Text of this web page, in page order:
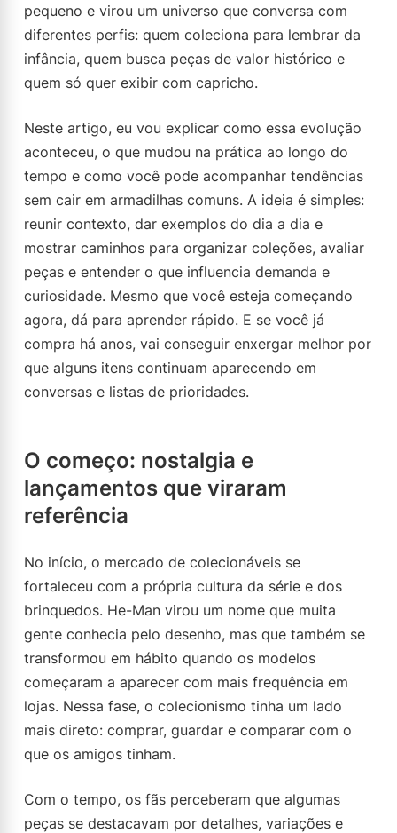
pequeno e virou um universo que conversa com
diferentes perfis: quem coleciona para lembrar da
infância, quem busca peças de valor histórico e
quem só quer exibir com capricho.
Neste artigo, eu vou explicar como essa evolução
aconteceu, o que mudou na prática ao longo do
tempo e como você pode acompanhar tendências
sem cair em armadilhas comuns. A ideia é simples:
reunir contexto, dar exemplos do dia a dia e
mostrar caminhos para organizar coleções, avaliar
peças e entender o que influencia demanda e
curiosidade. Mesmo que você esteja começando
agora, dá para aprender rápido. E se você já
compra há anos, vai conseguir enxergar melhor por
que alguns itens continuam aparecendo em
conversas e listas de prioridades.
O começo: nostalgia e
lançamentos que viraram
referência
No início, o mercado de colecionáveis se
fortaleceu com a própria cultura da série e dos
brinquedos. He-Man virou um nome que muita
gente conhecia pelo desenho, mas que também se
transformou em hábito quando os modelos
começaram a aparecer com mais frequência em
lojas. Nessa fase, o colecionismo tinha um lado
mais direto: comprar, guardar e comparar com o
que os amigos tinham.
Com o tempo, os fãs perceberam que algumas
peças se destacavam por detalhes, variações e